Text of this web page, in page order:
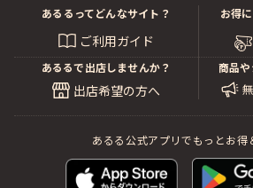
あるるってどんなサイト？
ご利用ガイド
お得
あるるで出店しませんか？
出店希望の方へ
商品や
あるる公式アプリでもっとお得